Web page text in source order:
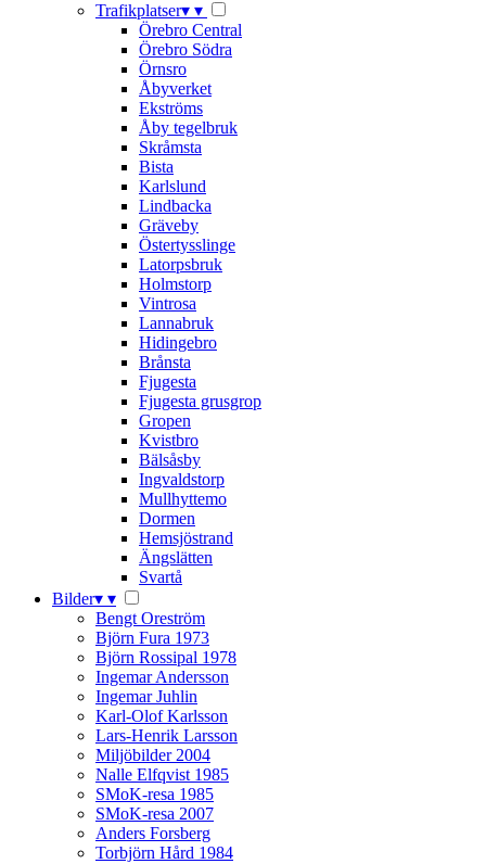
Trafikplatser▾ ▾
Örebro Central
Örebro Södra
Örnsro
Åbyverket
Ekströms
Åby tegelbruk
Skråmsta
Bista
Karlslund
Lindbacka
Gräveby
Östertysslinge
Latorpsbruk
Holmstorp
Vintrosa
Lannabruk
Hidingebro
Brånsta
Fjugesta
Fjugesta grusgrop
Gropen
Kvistbro
Bälsåsby
Ingvaldstorp
Mullhyttemo
Dormen
Hemsjöstrand
Ängslätten
Svartå
Bilder▾ ▾
Bengt Oreström
Björn Fura 1973
Björn Rossipal 1978
Ingemar Andersson
Ingemar Juhlin
Karl-Olof Karlsson
Lars-Henrik Larsson
Miljöbilder 2004
Nalle Elfqvist 1985
SMoK-resa 1985
SMoK-resa 2007
Anders Forsberg
Torbjörn Hård 1984